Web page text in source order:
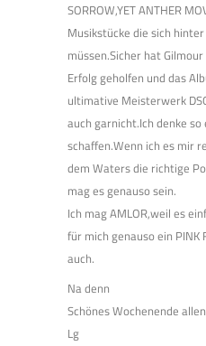
SORROW,YET ANTHER
Musikstücke die sich
müssen.Sicher hat
Erfolg geholfen und das
ultimative Meisterwerk
auch garnicht.Ich denke
schaffen.Wenn ich es mir
dem Waters die richtige
mag es genauso sein.
Ich mag AMLOR,weil es
für mich genauso ein PINK
auch.
Na denn
Schönes Wochenende allen
Lg